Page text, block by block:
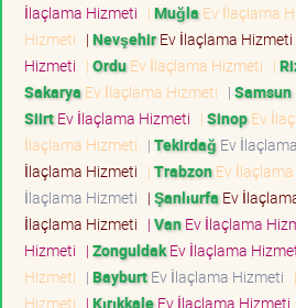
İlaçlama Hizmeti | Muğla Ev İlaçlama
Hizmeti | NevşehirEv İlaçlama Hizmeti
Hizmeti | OrduEv İlaçlama Hizmeti |
Sakarya Ev İlaçlama Hizmeti | Samsun
SiirtEv İlaçlama Hizmeti | SinopEv
İlaçlama Hizmeti | Tekirdağ Ev
İlaçlama Hizmeti | TrabzonEv
İlaçlama Hizmeti | Şanlıurfa Ev
İlaçlama Hizmeti | VanEv İlaçlama
Hizmeti | ZonguldakEv İlaçlama
Hizmeti | BayburtEv İlaçlama Hizmeti |
Hizmeti | KırıkkaleEv İlaçlama Hizmeti